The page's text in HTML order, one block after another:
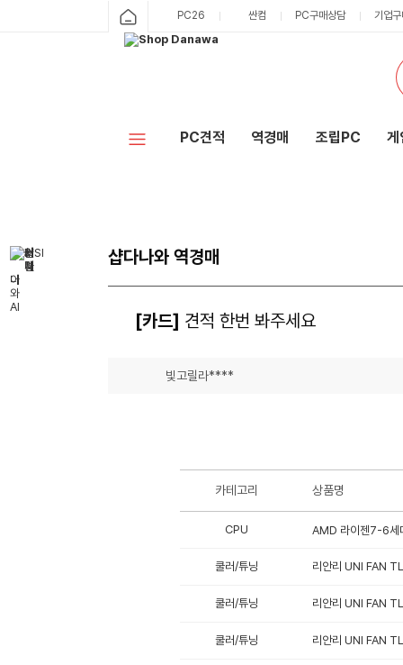
PC26 싼컴 PC구매상담 기업
PC견적 역경매 조립PC 게
샵다나와 역경매
[카드] 견적 한번 봐주세요
빛고릴라****
카테고리 상품명
CPU AMD 라이젠7-6세
쿨러/튜닝 리안리 UNI FAN
쿨러/튜닝 리안리 UNI FAN
쿨러/튜닝 리안리 UNI FAN